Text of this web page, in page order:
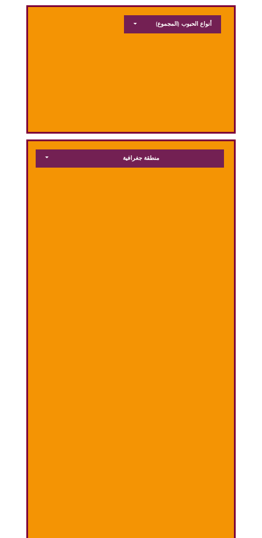
أنواع الحبوب (المجموع)
منطقة جغرافية